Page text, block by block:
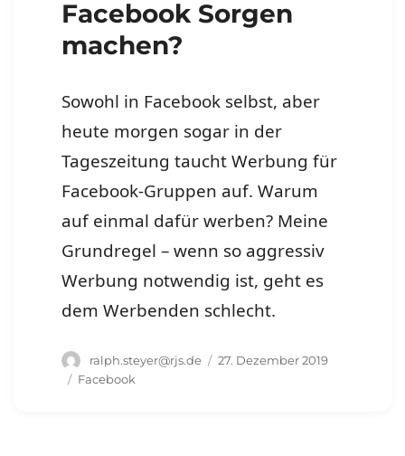
Facebook Sorgen
machen?
Sowohl in Facebook selbst, aber
heute morgen sogar in der
Tageszeitung taucht Werbung für
Facebook-Gruppen auf. Warum
auf einmal dafür werben? Meine
Grundregel – wenn so aggressiv
Werbung notwendig ist, geht es
dem Werbenden schlecht.
Autor
ralph.steyer@rjs.de
Veröffentlicht
27. Dezember 2019
Schlagwörter
Facebook